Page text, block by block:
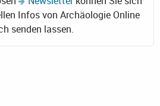
Infos von Archäologie Online
senden lassen.